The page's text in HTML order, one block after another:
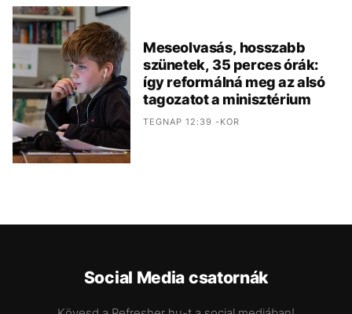
Meseolvasás, hosszabb
szünetek, 35 perces órák:
így reformálná meg az alsó
tagozatot a minisztérium
TEGNAP 12:39 -KOR
Social Media csatornák